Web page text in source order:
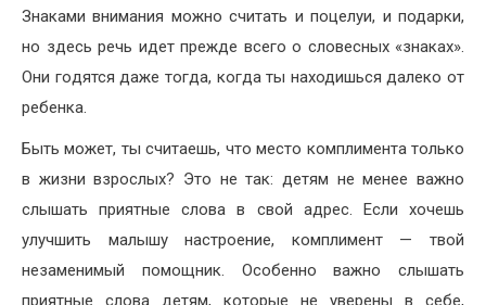
Знаками внимания можно считать и поцелуи, и подарки,
но здесь речь идет прежде всего о словесных «знаках».
Они го­дятся даже тогда, когда ты на­ходишься далеко от
ребенка.
Быть может, ты считаешь, что место комплимента только
в жизни взрослых? Это не так: детям не менее важно
слышать приятные слова в свой адрес. Если хочешь
улучшить малышу настроение, комплимент — твой
незаменимый помощник. Особенно важно слышать
приятные слова детям, которые не уверены в себе,